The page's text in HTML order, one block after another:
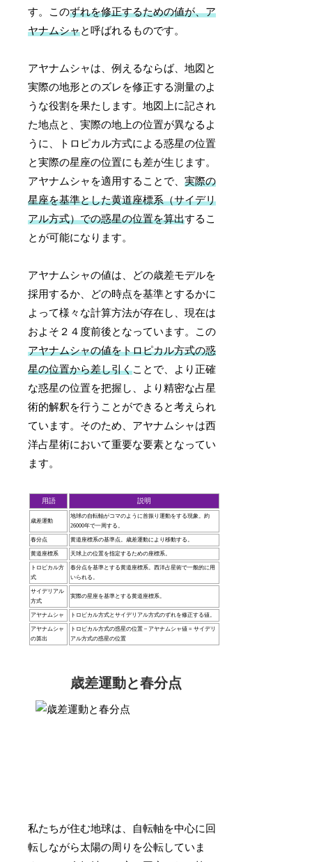
す。このずれを修正するための値が、ア
ヤナムシャと呼ばれるものです。
アヤナムシャは、例えるならば、地図と
実際の地形とのズレを修正する測量のよ
うな役割を果たします。地図上に記され
た地点と、実際の地上の位置が異なるよ
うに、トロピカル方式による惑星の位置
と実際の星座の位置にも差が生じます。
アヤナムシャを適用することで、実際の
星座を基準とした黄道座標系（サイデリ
アル方式）での惑星の位置を算出するこ
とが可能になります。
アヤナムシャの値は、どの歳差モデルを
採用するか、どの時点を基準とするかに
よって様々な計算方法が存在し、現在は
およそ２４度前後となっています。この
アヤナムシャの値をトロピカル方式の惑
星の位置から差し引くことで、より正確
な惑星の位置を把握し、より精密な占星
術的解釈を行うことができると考えられ
ています。そのため、アヤナムシャは西
洋占星術において重要な要素となってい
ます。
用語 説明
歳差運動
地球の自転軸がコマのように首振り運動をする現象。約
26000年で一周する。
春分点 黄道座標系の基準点。歳差運動により移動する。
黄道座標系 天球上の位置を指定するための座標系。
トロピカル方
式
春分点を基準とする黄道座標系。西洋占星術で一般的に用
いられる。
サイデリアル
方式
実際の星座を基準とする黄道座標系。
アヤナムシャ トロピカル方式とサイデリアル方式のずれを修正する値。
アヤナムシャ
の算出
トロピカル方式の惑星の位置 – アヤナムシャ値 = サイデリ
アル方式の惑星の位置
歳差運動と春分点
私たちが住む地球は、自転軸を中心に回
転しながら太陽の周りを公転していま